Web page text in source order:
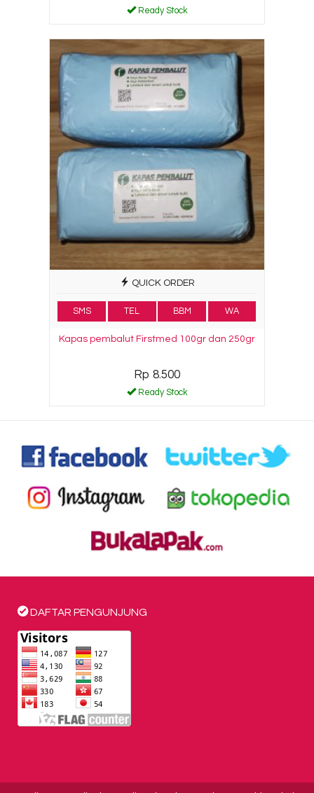
Ready Stock
QUICK ORDER
SMS TEL BBM WA
Kapas pembalut Firstmed 100gr dan 250gr
Rp 8.500
Ready Stock
DAFTAR PENGUNJUNG